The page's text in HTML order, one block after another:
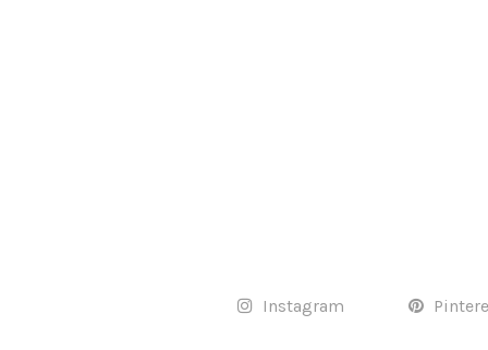
Instagram